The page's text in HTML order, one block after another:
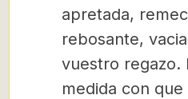
apretada,
rebosante,
vuestro regazo.
medida con que